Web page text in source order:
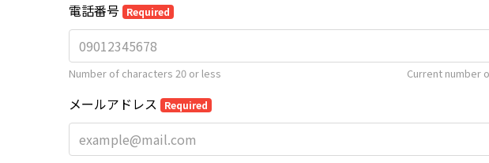
電話番号 Required
Number of characters 20 or less Current number
メールアドレス Required